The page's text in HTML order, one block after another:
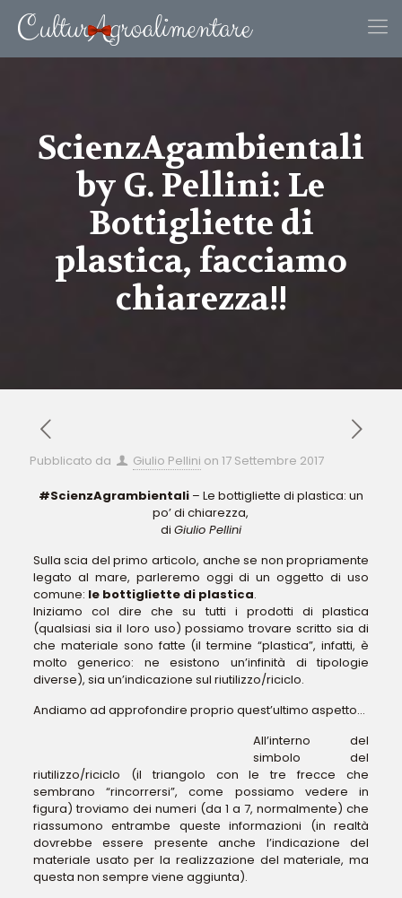
ScienzAgambientali
by G. Pellini: Le
Bottigliette di
plastica, facciamo
chiarezza!!
Pubblicato da Giulio Pellini on 17 Settembre 2017
#ScienzAgrambientali– Le bottigliette di plastica: un
po’ di chiarezza,
di Giulio Pellini
Sulla scia del primo articolo, anche se non propriamente
legato al mare, parleremo oggi di un oggetto di uso
comune: le bottigliette di plastica.
Iniziamo col dire che su tutti i prodotti di plastica
(qualsiasi sia il loro uso) possiamo trovare scritto sia di
che materiale sono fatte (il termine “plastica”, infatti, è
molto generico: ne esistono un’infinità di tipologie
diverse), sia un’indicazione sul riutilizzo/riciclo.
Andiamo ad approfondire proprio quest’ultimo aspetto…
All’interno del
simbolo del
riutilizzo/riciclo (il triangolo con le tre frecce che
sembrano “rincorrersi”, come possiamo vedere in
figura) troviamo dei numeri (da 1 a 7, normalmente) che
riassumono entrambe queste informazioni (in realtà
dovrebbe essere presente anche l’indicazione del
materiale usato per la realizzazione del materiale, ma
questa non sempre viene aggiunta).